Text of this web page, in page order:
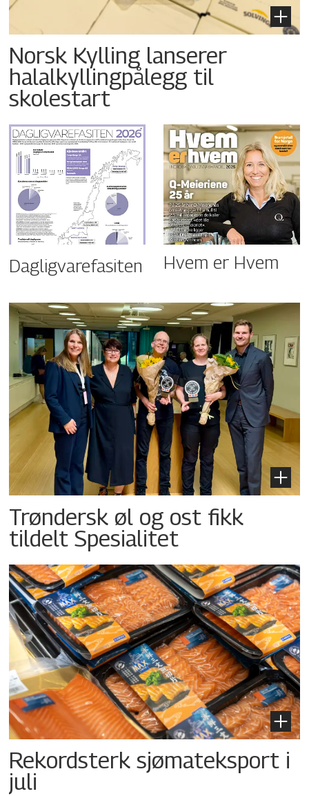
Norsk Kylling lanserer
halalkyllingpålegg til
skolestart
Dagligvarefasiten Hvem er Hvem
Trøndersk øl og ost fikk
tildelt Spesialitet
Rekordsterk sjømateksport i
juli